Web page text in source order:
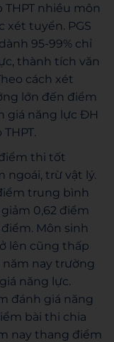
nhiều môn
xét tuyển. PGS
95-99% chỉ
thành tích văn
cách xét
lớn đến điểm
giá năng lực ĐH
thi tốt
ngoái, trừ vật lý.
trung bình
0,62 điểm
Môn sinh
lên cũng thấp
năm nay trường
năng lực.
đánh giá năng
bài thi chia
nay thang điểm